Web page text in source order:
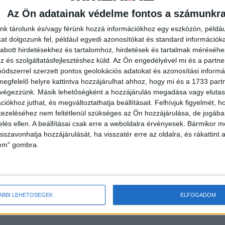
Az Ön adatainak védelme fontos a
tárolunk és/vagy férünk hozzá információkhoz egy eszközön,
dolgozunk fel, például egyedi azonosítókat és standard
hirdetésekhez és tartalomhoz, hirdetések és tartalmak
és szolgáltatásfejlesztéshez küld. Az Ön engedélyével mi és a
szerzett pontos geolokációs adatokat és azonosítási
helyre kattintva hozzájárulhat ahhoz, hogy mi és a 1733
Másik lehetőségként a hozzájárulás megadása vagy
juthat, és megváltoztathatja beállításait. Felhívjuk figyelmét,
nem feltétlenül szükséges az Ön hozzájárulása, de
ellen. A beállításai csak erre a weboldalra érvényesek. Bármikor
hozzájárulását, ha visszatér erre az oldalra, és rákattint
gombra.
LEHETŐSÉGEK ELFOGADOM
amely mestere a fejlett célzott támadások, a
és a trükkös alvilági bűnözők felismerésének. Célja,
számára egyaránt. A GReAT kibertámadások
a bűnüldöző hatóságokat az incidensekre adott
A GReAT és a bűnüldöző szervek közötti
elfogni és bíróság elé állítani, melyek közül az egyik
a GReAT csapatról.
amelyek segíthetnek a gazdálkodó szervezeteknek,
legyenek elemezni a rosszindulatú programokat